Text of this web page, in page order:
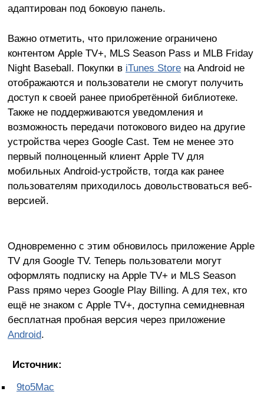
адаптирован под боковую панель.
Важно отметить, что приложение ограничено
контентом Apple TV+, MLS Season Pass и MLB Friday
Night Baseball. Покупки в iTunes Storeна Android не
отображаются и пользователи не смогут получить
доступ к своей ранее приобретённой библиотеке.
Также не поддерживаются уведомления и
возможность передачи потокового видео на другие
устройства через Google Cast. Тем не менее это
первый полноценный клиент Apple TV для
мобильных Android-устройств, тогда как ранее
пользователям приходилось довольствоваться веб-
версией.
Одновременно с этим обновилось приложение Apple
TV для Google TV. Теперь пользователи могут
оформлять подписку на Apple TV+ и MLS Season
Pass прямо через Google Play Billing. А для тех, кто
ещё не знаком с Apple TV+, доступна семидневная
бесплатная пробная версия через приложение
Android.
Источник:
9to5Mac